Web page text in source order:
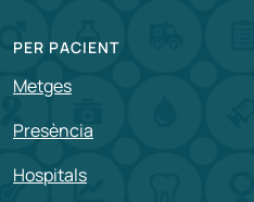
PER PACIENT
Metges
Presència
Hospitals